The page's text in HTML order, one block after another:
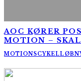
AOC KØRER
MOTION –
MOTIONSCYKELLØB